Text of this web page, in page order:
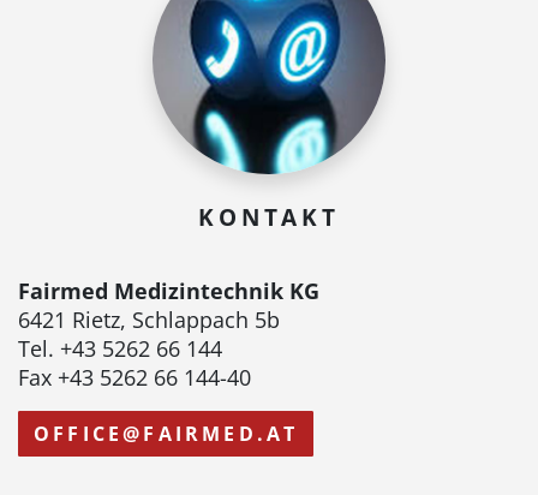
KONTAKT
Fairmed Medizintechnik KG
6421 Rietz, Schlappach 5b
Tel. +43 5262 66 144
Fax +43 5262 66 144-40
OFFICE@FAIRMED.AT